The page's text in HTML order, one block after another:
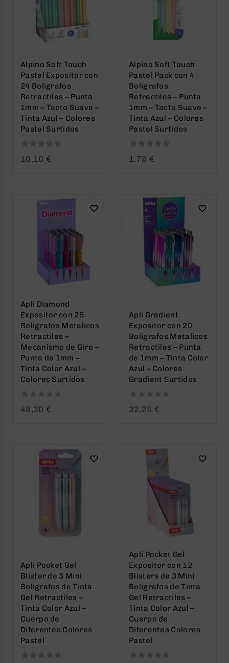
Alpino Soft Touch
Pastel Expositor con
24 Boligrafos
Retractiles – Punta
1mm – Tacto Suave –
Tinta Azul – Colores
Pastel Surtidos
010,10 €
Alpino Soft Touch
Pastel Pack con 4
Boligrafos
Retractiles – Punta
1mm – Tacto Suave –
Tinta Azul – Colores
Pastel Surtidos
01,78 €
Apli Diamond
Expositor con 25
Boligrafos Metalicos
Retractiles –
Mecanismo de Giro –
Punta de 1mm –
Tinta Color Azul –
Colores Surtidos
0
48,30 €
Apli Gradient
Expositor con 20
Boligrafos Metalicos
Retractiles – Punta
de 1mm – Tinta Color
Azul – Colores
Gradient Surtidos
0
32,25 €
Apli Pocket Gel
Blister de 3 Mini
Boligrafos de Tinta
Gel Retractiles –
Tinta Color Azul –
Cuerpo de
Diferentes Colores
Pastel
Apli Pocket Gel
Expositor con 12
Blisters de 3 Mini
Boligrafos de Tinta
Gel Retractiles –
Tinta Color Azul –
Cuerpo de
Diferentes Colores
Pastel